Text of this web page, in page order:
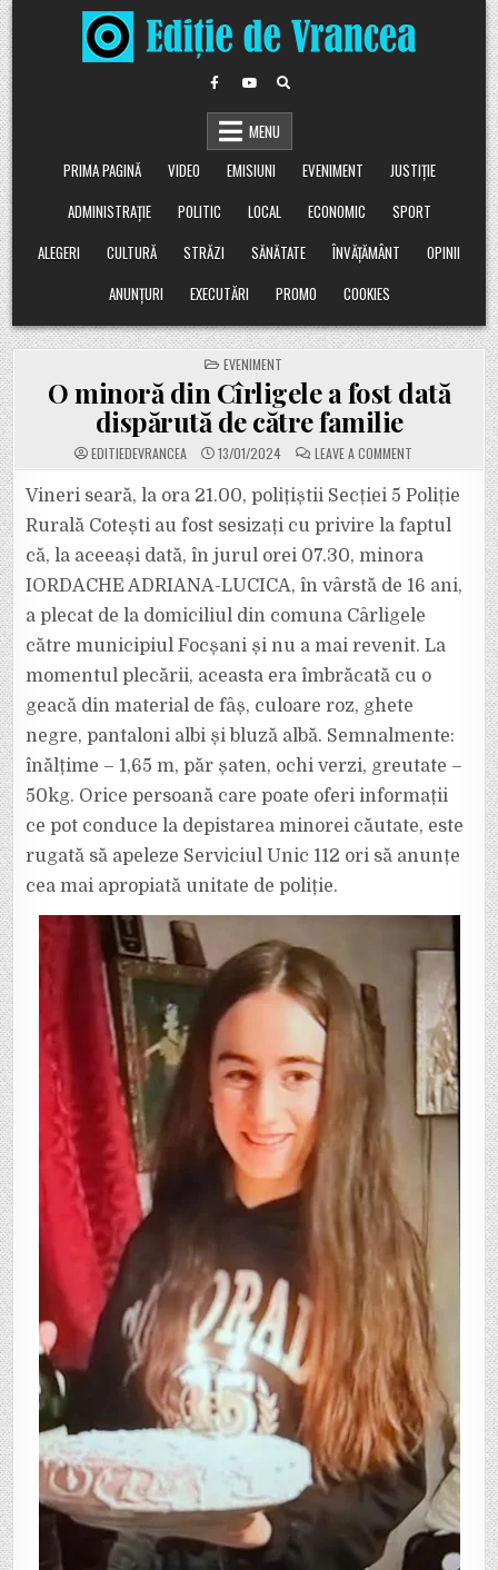
Skip
to
content
MENU
PRIMA PAGINĂ
VIDEO EMISIUNI EVENIMENT
JUSTIȚIE
ADMINISTRAȚIE
POLITIC LOCAL ECONOMIC
SPORT
ALEGERI
CULTURĂ STRĂZI SĂNĂTATE ÎNVĂȚĂMÂNT
OPINII
ANUNȚURI
EXECUTĂRI PROMO COOKIES
POSTED
IN
EVENIMENT
O minoră din Cîrligele a fost dată
dispărută de către familie
EDITIEDEVRANCEA 13/01/2024 LEAVE A COMMENT
O
DIN
CÎRLIGELE
A
FOST
DISPĂRUTĂ
CĂTRE
Vineri seară, la ora 21.00, polițiștii Secției 5 Poliție
Rurală Cotești au fost sesizați cu privire la faptul
că, la aceeași dată, în jurul orei 07.30, minora
IORDACHE ADRIANA-LUCICA, în vârstă de 16 ani,
a plecat de la domiciliul din comuna Cârligele
către municipiul Focșani și nu a mai revenit. La
momentul plecării, aceasta era îmbrăcată cu o
geacă din material de fâș, culoare roz, ghete
negre, pantaloni albi și bluză albă. Semnalmente:
înălțime – 1,65 m, păr șaten, ochi verzi, greutate –
50kg. Orice persoană care poate oferi informații
ce pot conduce la depistarea minorei căutate, este
rugată să apeleze Serviciul Unic 112 ori să anunțe
cea mai apropiată unitate de poliție.